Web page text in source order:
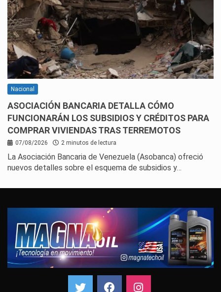
Nacional
ASOCIACIÓN BANCARIA DETALLA CÓMO
FUNCIONARÁN LOS SUBSIDIOS Y CRÉDITOS PARA
COMPRAR VIVIENDAS TRAS TERREMOTOS
07/08/2026 2 minutos de lectura
La Asociación Bancaria de Venezuela (Asobanca) ofreció
nuevos detalles sobre el esquema de subsidios y…